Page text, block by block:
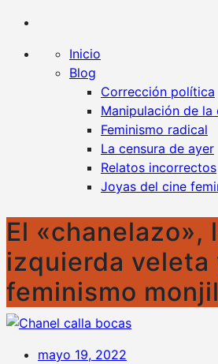
de censura
Inicio
Blog
Corrección política
Manipulación de
Feminismo radical
La censura de ayer
Relatos incorrectos
Joyas del cine
El «chanelazo»,
izquierda veleta
feminismo monjil
mayo 19, 2022